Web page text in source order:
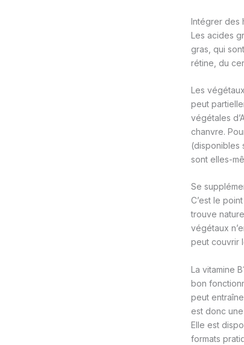
Intégrer des
Les acides
gras, qui
rétine, du
Les
peut
végétales
chanvre.
(disponibles
sont elles-
Se
C’est le
trouve
végétaux
peut couvrir
La vitamine
bon
peut
est donc
Elle est
formats